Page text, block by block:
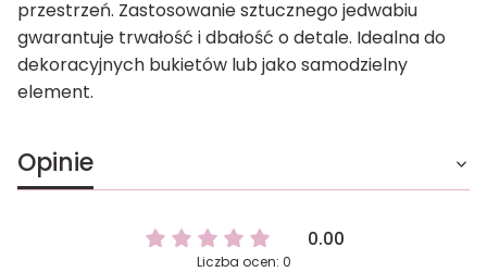
przestrzeń. Zastosowanie sztucznego jedwabiu
gwarantuje trwałość i dbałość o detale. Idealna do
dekoracyjnych bukietów lub jako samodzielny
element.
Opinie
0.00
Liczba ocen: 0